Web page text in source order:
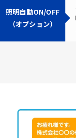
照明自動ON/OFF
（オプション）